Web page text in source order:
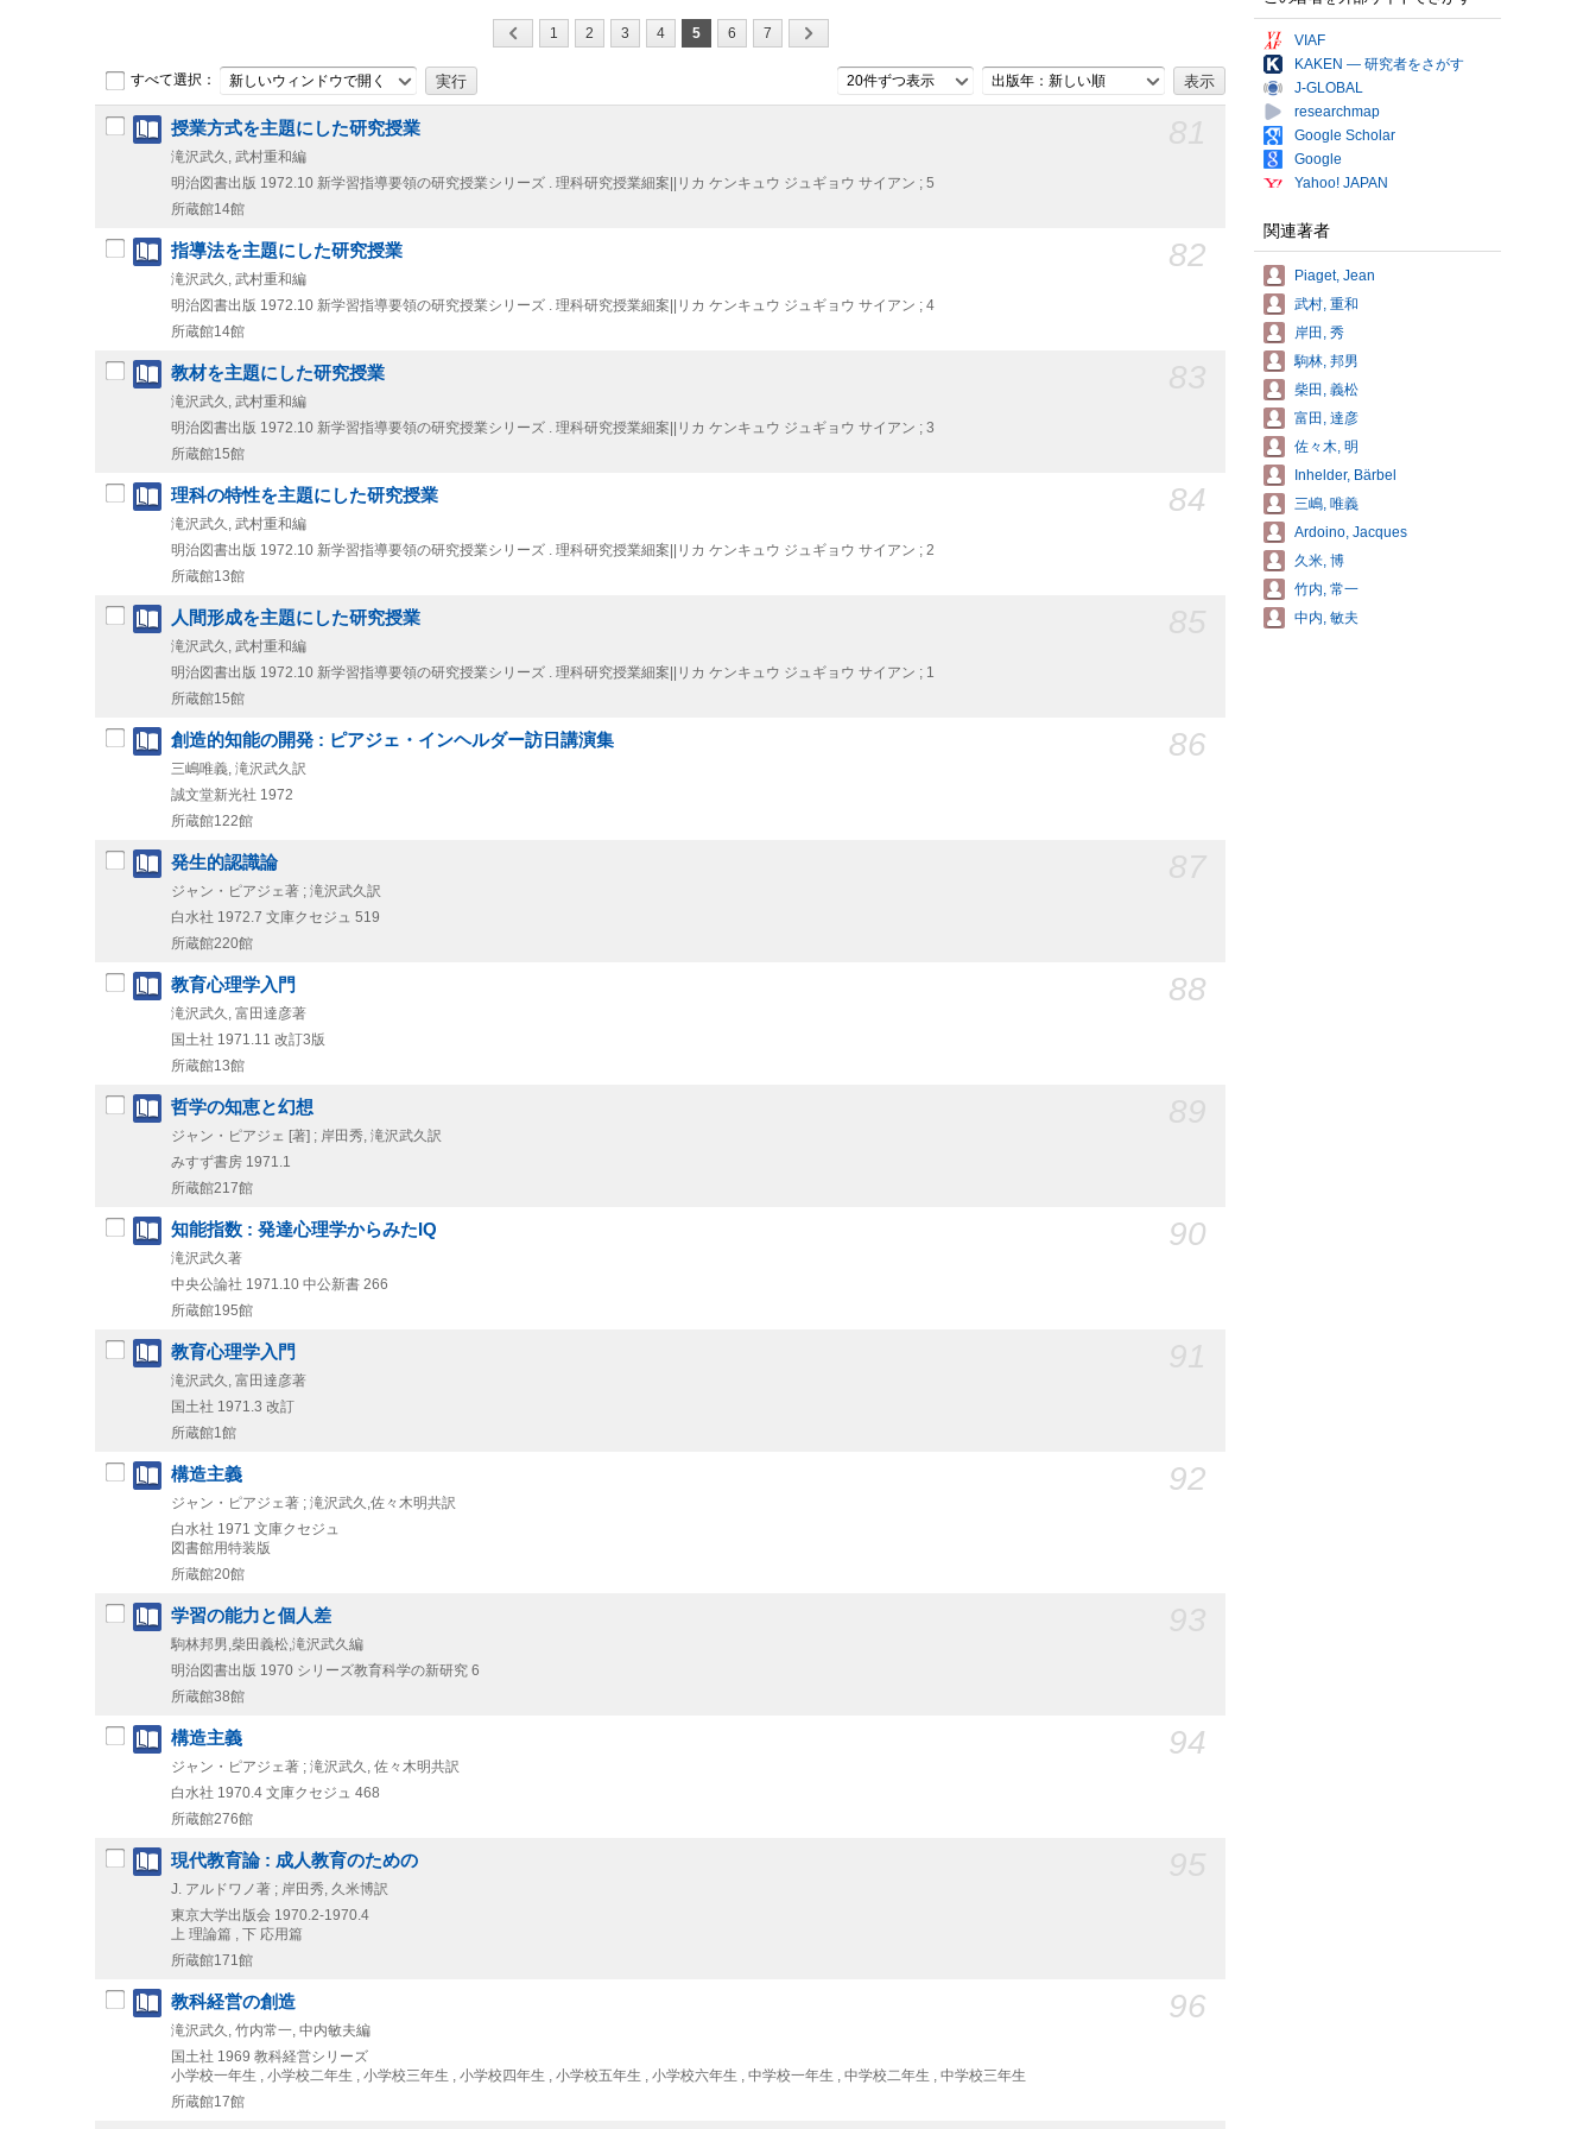
1 2 3 4 5 6 7
すべて選択： 新しいウィンドウで開く 20件ずつ表示 出版年：新しい順
授業方式を主題にした研究授業
滝沢武久, 武村重和編
明治図書出版 1972.10 新学習指導要領の研究授業シリーズ . 理科研究授業細案||リカ ケンキュウ ジュギョウ サイアン ; 5
所蔵館14館
82
指導法を主題にした研究授業
滝沢武久, 武村重和編
明治図書出版 1972.10 新学習指導要領の研究授業シリーズ . 理科研究授業細案||リカ ケンキュウ ジュギョウ サイアン ; 4
所蔵館14館
教材を主題にした研究授業
滝沢武久, 武村重和編
明治図書出版 1972.10 新学習指導要領の研究授業シリーズ . 理科研究授業細案||リカ ケンキュウ ジュギョウ サイアン ; 3
所蔵館15館
84
理科の特性を主題にした研究授業
滝沢武久, 武村重和編
明治図書出版 1972.10 新学習指導要領の研究授業シリーズ . 理科研究授業細案||リカ ケンキュウ ジュギョウ サイアン ; 2
所蔵館13館
人間形成を主題にした研究授業
滝沢武久, 武村重和編
明治図書出版 1972.10 新学習指導要領の研究授業シリーズ . 理科研究授業細案||リカ ケンキュウ ジュギョウ サイアン ; 1
所蔵館15館
86
創造的知能の開発 : ピアジェ・インヘルダー訪日講演集
三嶋唯義, 滝沢武久訳
誠文堂新光社 1972
所蔵館122館
発生的認識論
ジャン・ピアジェ著 ; 滝沢武久訳
白水社 1972.7 文庫クセジュ 519
所蔵館220館
88
教育心理学入門
滝沢武久, 富田達彦著
国土社 1971.11 改訂3版
所蔵館13館
哲学の知恵と幻想
ジャン・ピアジェ [著] ; 岸田秀, 滝沢武久訳
みすず書房 1971.1
所蔵館217館
90
知能指数 : 発達心理学からみたIQ
滝沢武久著
中央公論社 1971.10 中公新書 266
所蔵館195館
教育心理学入門
滝沢武久, 富田達彦著
国土社 1971.3 改訂
所蔵館1館
92
構造主義
ジャン・ピアジェ著 ; 滝沢武久,佐々木明共訳
白水社 1971 文庫クセジュ
図書館用特装版
所蔵館20館
学習の能力と個人差
駒林邦男,柴田義松,滝沢武久編
明治図書出版 1970 シリーズ教育科学の新研究 6
所蔵館38館
94
構造主義
ジャン・ピアジェ著 ; 滝沢武久, 佐々木明共訳
白水社 1970.4 文庫クセジュ 468
所蔵館276館
現代教育論 : 成人教育のための
J. アルドワノ著 ; 岸田秀, 久米博訳
東京大学出版会 1970.2-1970.4
上 理論篇 , 下 応用篇
所蔵館171館
96
教科経営の創造
滝沢武久, 竹内常一, 中内敏夫編
国土社 1969 教科経営シリーズ
小学校一年生 , 小学校二年生 , 小学校三年生 , 小学校四年生 , 小学校五年生 , 小学校六年生 , 中学校一年生 , 中学校二年生 , 中学校三年生
所蔵館17館
VIAF
KAKEN — 研究者をさがす
J-GLOBAL
researchmap
Google Scholar
Google
Yahoo! JAPAN
関連著者
Piaget, Jean
武村, 重和
岸田, 秀
駒林, 邦男
柴田, 義松
富田, 達彦
佐々木, 明
Inhelder, Bärbel
三嶋, 唯義
Ardoino, Jacques
久米, 博
竹内, 常一
中内, 敏夫